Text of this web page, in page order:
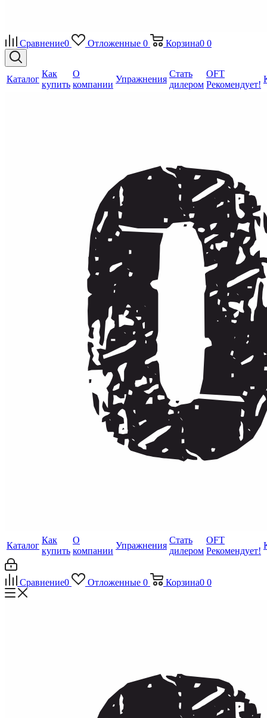
Сравнение0 Отложенные 0 Корзина0 0
Каталог
Как
купить
О
компании
Упражнения
Стать
дилером
OFT
Рекомендует!
Каталог
Как
купить
О
компании
Упражнения
Стать
дилером
OFT
Рекомендует!
Сравнение0 Отложенные 0 Корзина0 0